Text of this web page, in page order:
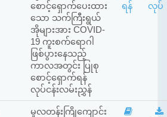
စောင့်ရှောက်ပေးထား
သော သက်ကြီးရွယ်
အိုများအား COVID-
19 ကူးစက်ရောဂါ
ဖြစ်ပွားနေသည့်
ကာလအတွင်း ပြုစု
စောင့်ရှောက်ရန်
လုပ်ငန်းလမ်းညွှန်
ရန်
လုပ်
မူလတန်းကြိုကျောင်း